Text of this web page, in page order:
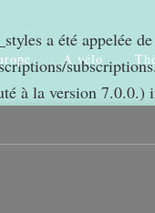
a été appelée
à la version 7.0.0.)
A vélo